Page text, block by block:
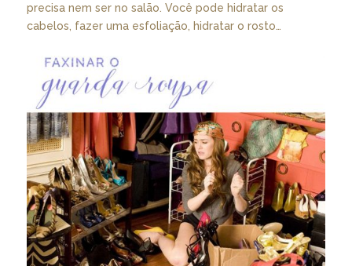
precisa nem ser no salão. Você pode hidratar os
cabelos, fazer uma esfoliação, hidratar o rosto…